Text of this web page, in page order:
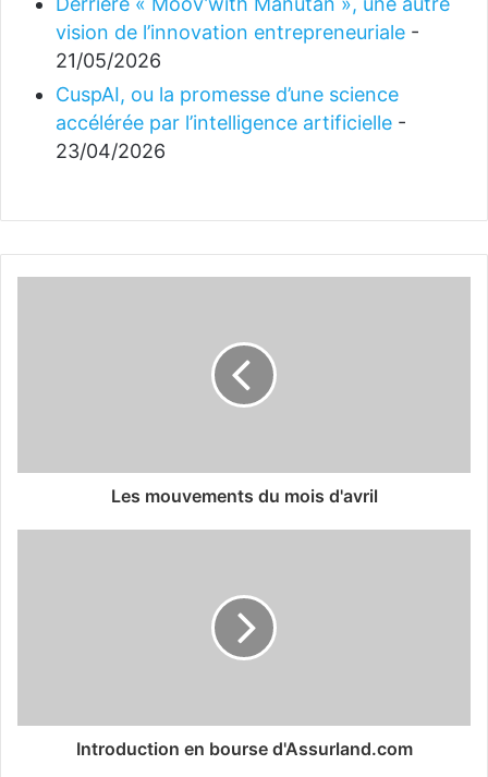
vision de l’innovation entrepreneuriale -
21/05/2026
CuspAI, ou la promesse d’une science
accélérée par l’intelligence artificielle -
23/04/2026
Les mouvements du mois d'avril
Introduction en bourse d'Assurland.com